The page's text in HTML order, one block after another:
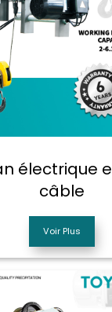
électrique
câble
Voir Plus